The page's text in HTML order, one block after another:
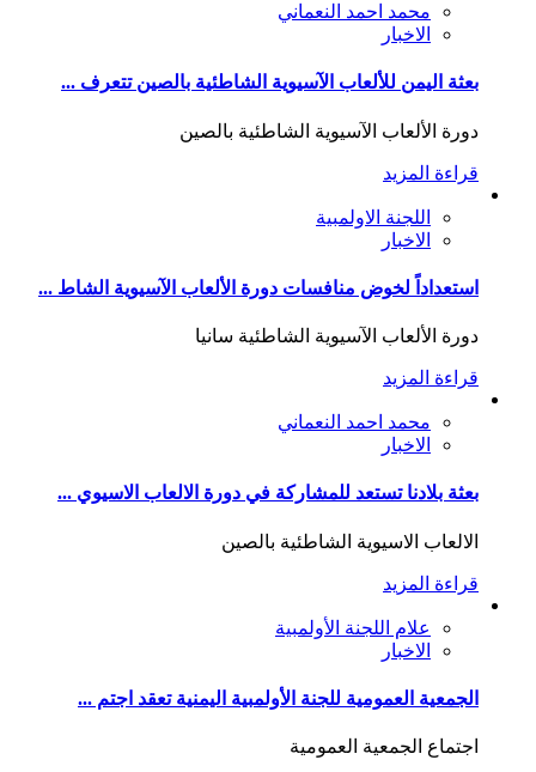
محمد احمد النعماني
الاخبار
بعثة اليمن للألعاب الآسيوية الشاطئية بالصين تتعرف ...
دورة الألعاب الآسيوية الشاطئية بالصين
قراءة المزيد
اللجنة الاولمبية
الاخبار
استعداداً لخوض منافسات دورة الألعاب الآسيوية الشاط ...
دورة الألعاب الآسيوية الشاطئية سانيا
قراءة المزيد
محمد احمد النعماني
الاخبار
بعثة بلادنا تستعد للمشاركة في دورة الالعاب الاسيوي ...
الالعاب الاسيوية الشاطئية بالصين
قراءة المزيد
علام اللجنة الأولمبية
الاخبار
الجمعية العمومية للجنة الأولمبية اليمنية تعقد اجتم ...
اجتماع الجمعية العمومية